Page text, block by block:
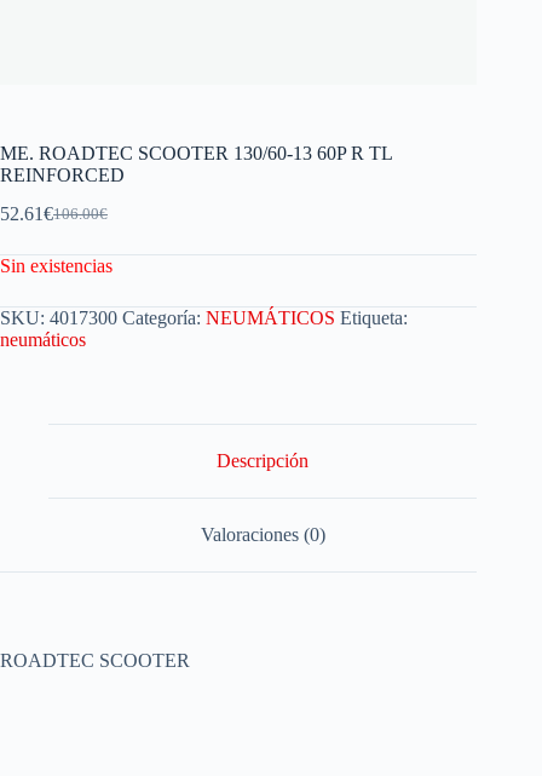
ME. ROADTEC SCOOTER 130/60-13 60P R TL
REINFORCED
106.00€
52.61€
Sin existencias
SKU: 4017300 Categoría: NEUMÁTICOS Etiqueta:
neumáticos
Descripción
Valoraciones (0)
ROADTEC SCOOTER